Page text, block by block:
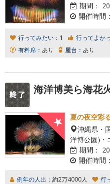
期間：
開催時間：
行ってみたい： 1 行ってよか
有料席： あり 屋台： あり
海洋博美ら海花
夏の夜空彩
沖縄県・
洋博公園)・
期間：
開催時間：
例年の人出： 約2万4000人 行